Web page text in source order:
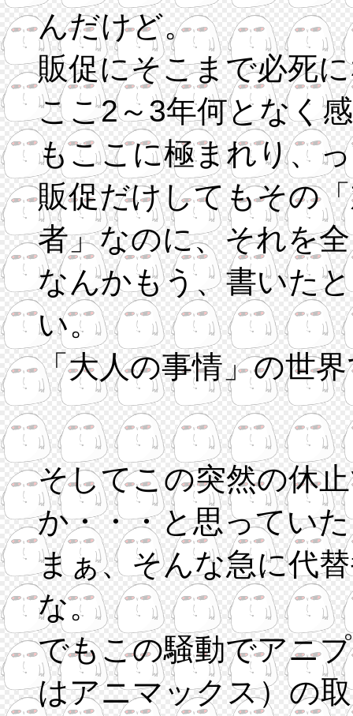
んだけど。
販促にそこまで必死
ここ2～3年何となく
もここに極まれり、
販促だけしてもその
者」なのに、それを
なんかもう、書いた
い。
「大人の事情」の世
そしてこの突然の休
か・・・と思ってい
まぁ、そんな急に代
な。
でもこの騒動でアニ
はアニマックス）の